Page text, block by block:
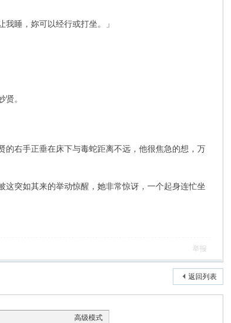
睡，妳可以经行或打坐。」
。
右手正垂在床下与毒蛇距离不远，他很焦急的想，万
突如其来的举动惊醒，她非常惊讶，一个起身连忙坐
举报
返回列表
高级模式